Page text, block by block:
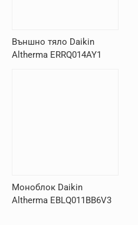
Външно тяло Daikin
Altherma ERRQ014AY1
Моноблок Daikin
Altherma EBLQ011BB6V3